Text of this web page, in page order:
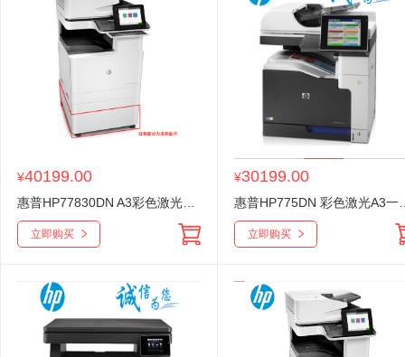
¥40199.00
立即购买
¥30199.00
立即购买